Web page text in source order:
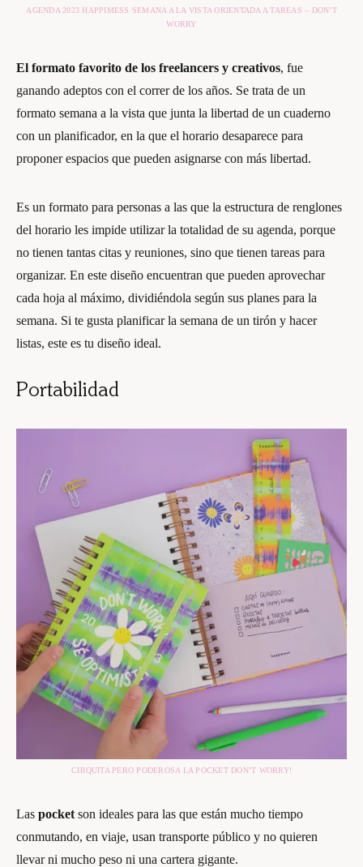
AGENDA 2023 HAPPIMESS SEMANA A LA VISTA ORIENTADA A TAREAS – DON’T
WORRY
El formato favorito de los freelancers y creativos, fue
ganando adeptos con el correr de los años. Se trata de un
formato semana a la vista que junta la libertad de un cuaderno
con un planificador, en la que el horario desaparece para
proponer espacios que pueden asignarse con más libertad.
Es un formato para personas a las que la estructura de renglones
del horario les impide utilizar la totalidad de su agenda, porque
no tienen tantas citas y reuniones, sino que tienen tareas para
organizar. En este diseño encuentran que pueden aprovechar
cada hoja al máximo, dividiéndola según sus planes para la
semana. Si te gusta planificar la semana de un tirón y hacer
listas, este es tu diseño ideal.
Portabilidad
CHIQUITA PERO PODEROSA LA POCKET DON’T WORRY!
Las pocket son ideales para las que están mucho tiempo
conmutando, en viaje, usan transporte público y no quieren
llevar ni mucho peso ni una cartera gigante.